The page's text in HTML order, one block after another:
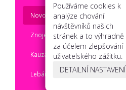
Novotní & spol
Znojemský justiční skandál
Kauza Michaela Schneidrová
Lebánci
Používáme cookies k
analýze chování
návštěvníků našich
stránek a to výhradně
za účelem zlepšování
uživatelského zážitku.
DETAILNÍ NASTAVENÍ